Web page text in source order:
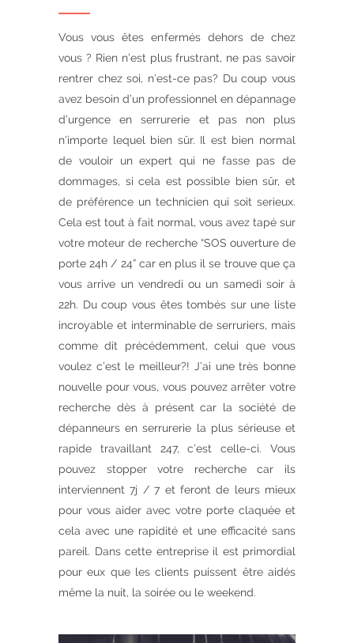
Vous vous êtes enfermés dehors de chez
vous ? Rien n’est plus frustrant, ne pas savoir
rentrer chez soi, n’est-ce pas? Du coup vous
avez besoin d’un professionnel en dépannage
d’urgence en serrurerie et pas non plus
n’importe lequel bien sûr. Il est bien normal
de vouloir un expert qui ne fasse pas de
dommages, si cela est possible bien sûr, et
de préférence un technicien qui soit serieux.
Cela est tout à fait normal, vous avez tapé sur
votre moteur de recherche “SOS ouverture de
porte 24h / 24” car en plus il se trouve que ça
vous arrive un vendredi ou un samedi soir à
22h. Du coup vous êtes tombés sur une liste
incroyable et interminable de serruriers, mais
comme dit précédemment, celui que vous
voulez c’est le meilleur?! J’ai une très bonne
nouvelle pour vous, vous pouvez arrêter votre
recherche dès à présent car la société de
dépanneurs en serrurerie la plus sérieuse et
rapide travaillant 247, c’est celle-ci. Vous
pouvez stopper votre recherche car ils
interviennent 7j / 7 et feront de leurs mieux
pour vous aider avec votre porte claquée et
cela avec une rapidité et une efficacité sans
pareil. Dans cette entreprise il est primordial
pour eux que les clients puissent être aidés
même la nuit, la soirée ou le weekend.